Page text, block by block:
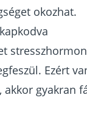
okozhat.
Ezért
akkor gyakran